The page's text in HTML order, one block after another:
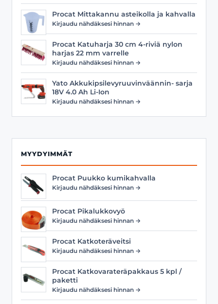
Procat Mittakannu asteikolla ja kahvalla
Kirjaudu nähdäksesi hinnan →
Procat Katuharja 30 cm 4-riviä nylon
harjas 22 mm varrelle
Kirjaudu nähdäksesi hinnan →
Yato Akkukipsilevyruuvinväännin- sarja
18V 4.0 Ah Li-Ion
Kirjaudu nähdäksesi hinnan →
MYYDYIMMÄT
Procat Puukko kumikahvalla
Kirjaudu nähdäksesi hinnan →
Procat Pikalukkovyö
Kirjaudu nähdäksesi hinnan →
Procat Katkoteräveitsi
Kirjaudu nähdäksesi hinnan →
Procat Katkovarateräpakkaus 5 kpl /
paketti
Kirjaudu nähdäksesi hinnan →